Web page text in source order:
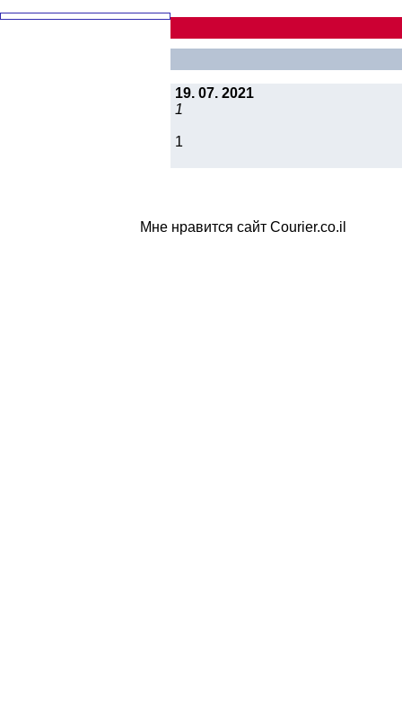
19. 07. 2021
1
1
Мне нравится сайт Courier.co.il